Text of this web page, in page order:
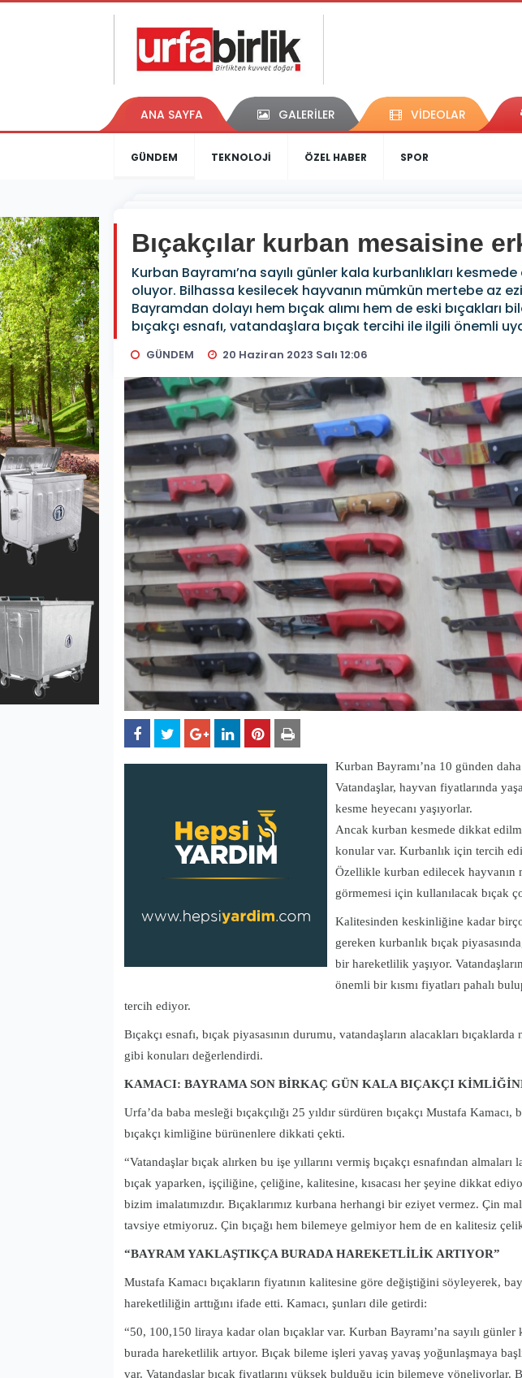
ANA SAYFA GALERİLER VİDEOLAR
GÜNDEM TEKNOLOJİ ÖZEL HABER SPOR
Bıçakçılar kurban mesaisine
Kurban Bayramı’na sayılı günler kala kurbanlıkları
oluyor. Bilhassa kesilecek hayvanın mümkün mertebe az
Bayramdan dolayı hem bıçak alımı hem de eski
bıçakçı esnafı, vatandaşlara bıçak tercihi ile ilgili önemli
GÜNDEM 20 Haziran 2023 Salı 12:06
Kurban Bayramı’na 10 günden
Vatandaşlar, hayvan fiyatlarında
kesme heyecanı yaşıyorlar.
Ancak kurban kesmede dikkat
konular var. Kurbanlık için tercih
Özellikle kurban edilecek hayvanın
görmemesi için kullanılacak bıçak
Kalitesinden keskinliğine kadar
gereken kurbanlık bıçak
bir hareketlilik yaşıyor.
önemli bir kısmı fiyatları pahalı
tercih ediyor.
Bıçakçı esnafı, bıçak piyasasının durumu, vatandaşların alacakları
gibi konuları değerlendirdi.
KAMACI: BAYRAMA SON BİRKAÇ GÜN KALA BIÇAKÇI
Urfa’da baba mesleği bıçakçılığı 25 yıldır sürdüren bıçakçı Mustafa
bıçakçı kimliğine bürünenlere dikkati çekti.
“Vatandaşlar bıçak alırken bu işe yıllarını vermiş bıçakçı esnafından almaları
bıçak yaparken, işçiliğine, çeliğine, kalitesine, kısacası her şeyine dikkat
bizim imalatımızdır. Bıçaklarımız kurbana herhangi bir eziyet vermez. Çin
tavsiye etmiyoruz. Çin bıçağı hem bilemeye gelmiyor hem de en kalitesiz
“BAYRAM YAKLAŞTIKÇA BURADA HAREKETLİLİK ARTIYOR”
Mustafa Kamacı bıçakların fiyatının kalitesine göre değiştiğini söyleyerek,
hareketliliğin arttığını ifade etti. Kamacı, şunları dile getirdi:
“50, 100,150 liraya kadar olan bıçaklar var. Kurban Bayramı’na sayılı günler
burada hareketlilik artıyor. Bıçak bileme işleri yavaş yavaş yoğunlaşmaya
var. Vatandaşlar bıçak fiyatlarını yüksek bulduğu için bilemeye yöneliyorlar.
GÜNDEM